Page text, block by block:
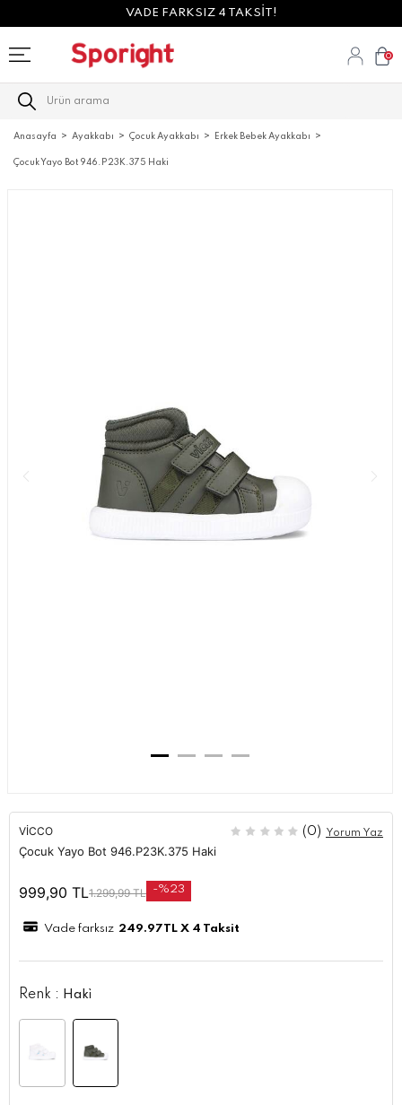
VADE FARKSIZ 4 TAKSİT!
0
Anasayfa Ayakkabı Çocuk Ayakkabı Erkek Bebek Ayakkabı
Çocuk Yayo Bot 946.P23K.375 Haki
VICCO (0) Yorum Yaz
Çocuk Yayo Bot 946.P23K.375 Haki
999,90 TL1.299,99TL -%23
Vade farksız 249.97TL X 4 Taksit
Renk : Haki̇